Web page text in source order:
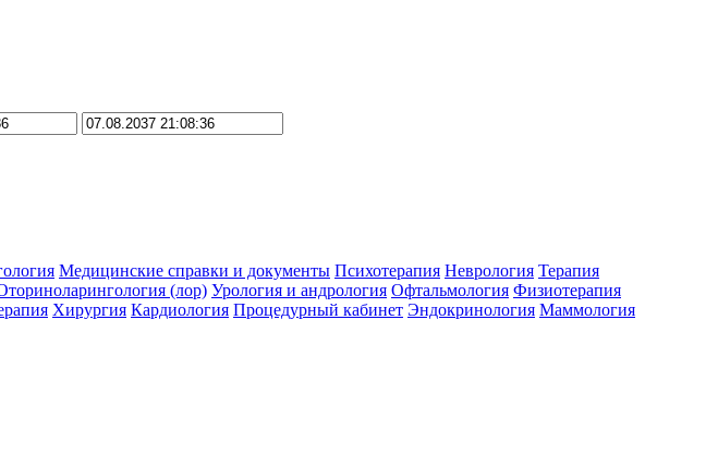
Медицинские справки и документы Психотерапия Неврология Терапия
(лор) Урология и андрология Офтальмология Физиотерапия
Хирургия Кардиология Процедурный кабинет Эндокринология Маммология